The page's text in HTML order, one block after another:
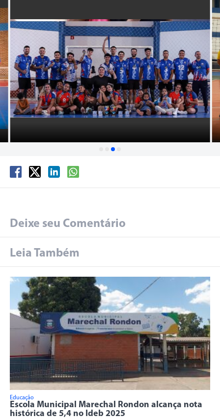
Deixe seu Comentário
Leia Também
Educação
Escola Municipal Marechal Rondon alcança nota
histórica de 5,4 no Ideb 2025